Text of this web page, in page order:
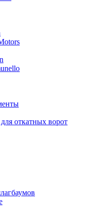
откатных ворот